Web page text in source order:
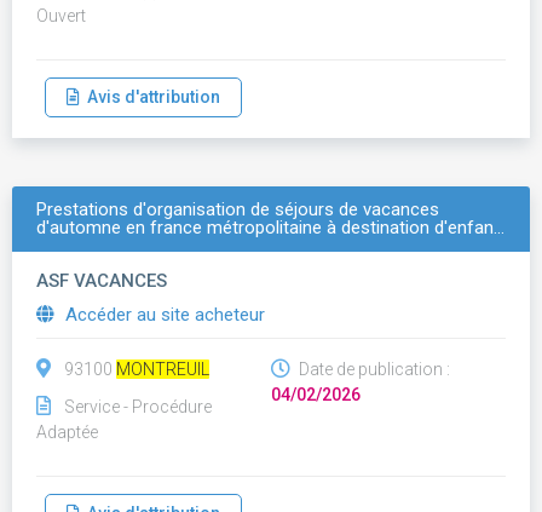
Ouvert
Avis d'attribution
Prestations d'organisation de séjours de vacances
d'automne en france métropolitaine à destination d'enfan…
ASF VACANCES
Accéder au site acheteur
93100 MONTREUIL
Service - Procédure
Adaptée
Date de publication :
04/02/2026